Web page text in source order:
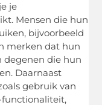
je
Mensen die hun
bijvoorbeeld
merken dat hun
degenen die hun
Daarnaast
gebruik van